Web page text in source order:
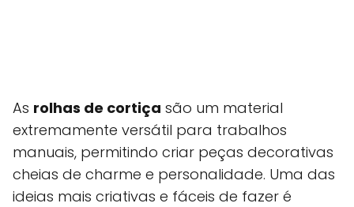
As rolhas de cortiça são um material
extremamente versátil para trabalhos
manuais, permitindo criar peças decorativas
cheias de charme e personalidade. Uma das
ideias mais criativas e fáceis de fazer é